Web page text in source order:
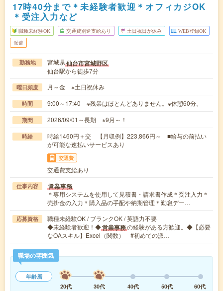
17時40分まで＊未経験者歓迎＊オフィカジOK
＊受注入力など
職種未経験OK 交通費別途支給あり 土日祝日が休み WEB登録OK
派遣
勤務地 宮城県仙台市宮城野区
仙台駅から徒歩7分
曜日頻度 月～金 ※土日祝休み
時間 9:00～17:40 ※残業はほとんどありません。※休憩60分。
期間 2026/09/01～長期 ※9月～！
時給
時給1460円＋交 【月収例】223,866円～ ■給与の前払い
が可能な速払いサービスあり
交通費
交通費支給あり
仕事内容 営業事務
＊専用システムを使用して見積書・請求書作成＊受注入力＊
売掛金の入力＊購入品の手配や納期管理＊勤怠デー…
応募資格
職種未経験OK / ブランクOK / 英語力不要
◆未経験者歓迎！◆営業事務の経験がある方歓迎。◆【必要
なOAスキル】Excel（関数） #初めての派…
職場の雰囲気
年齢層
20代
30代 40代 50代
60代